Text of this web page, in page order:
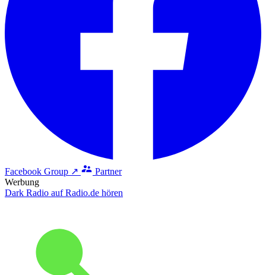
Facebook Group ↗
Partner
Werbung
Dark Radio auf Radio.de hören